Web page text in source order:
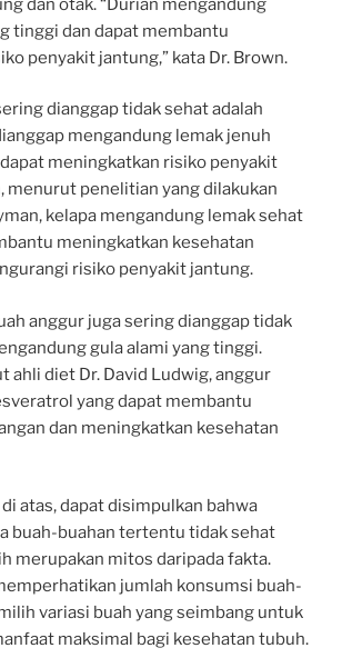
dan otak. “Durian mengandung
tinggi dan dapat membantu
penyakit jantung,” kata Dr. Brown.
dianggap tidak sehat adalah
mengandung lemak jenuh
meningkatkan risiko penyakit
menurut penelitian yang dilakukan
kelapa mengandung lemak sehat
meningkatkan kesehatan
risiko penyakit jantung.
anggur juga sering dianggap tidak
gula alami yang tinggi.
ahli diet Dr. David Ludwig, anggur
yang dapat membantu
dan meningkatkan kesehatan
atas, dapat disimpulkan bahwa
buah-buahan tertentu tidak sehat
merupakan mitos daripada fakta.
jumlah konsumsi buah-
variasi buah yang seimbang untuk
maksimal bagi kesehatan tubuh.